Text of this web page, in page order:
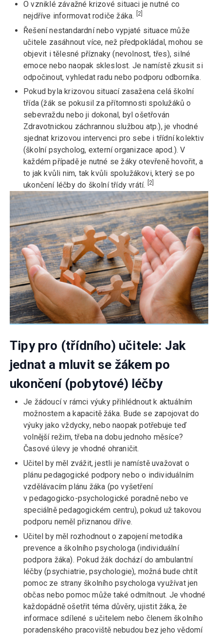
O vzniklé závažné krizové situaci je nutné co
nejdříve informovat rodiče žáka.
[2]
Řešení nestandardní nebo vypjaté situace může
učitele zasáhnout více, než předpokládal, mohou se
objevit i tělesné příznaky (nevolnost, třes), silné
emoce nebo naopak skleslost. Je namístě zkusit si
odpočinout, vyhledat radu nebo podporu odborníka.
Pokud byla krizovou situací zasažena celá školní
třída (žák se pokusil za přítomnosti spolužáků o
sebevraždu nebo ji dokonal, byl ošetřován
Zdravotnickou záchrannou službou atp.), je vhodné
sjednat krizovou intervenci pro sebe i třídní kolektiv
(školní psycholog, externí organizace apod.). V
každém případě je nutné se žáky otevřeně hovořit, a
to jak kvůli nim, tak kvůli spolužákovi, který se po
ukončení léčby do školní třídy vrátí.
[2]
Tipy pro (třídního) učitele: Jak
jednat a mluvit se žákem po
ukončení (pobytové) léčby
Je žádoucí v rámci výuky přihlédnout k aktuálním
možnostem a kapacitě žáka. Bude se zapojovat do
výuky jako vždycky, nebo naopak potřebuje teď
volnější režim, třeba na dobu jednoho měsíce?
Časové úlevy je vhodné ohraničit.
Učitel by měl zvážit, jestli je namístě uvažovat o
plánu pedagogické podpory nebo o individuálním
vzdělávacím plánu žáka (po vyšetření
v pedagogicko-psychologické poradně nebo ve
speciálně pedagogickém centru), pokud už takovou
podporu neměl přiznanou dříve.
Učitel by měl rozhodnout o zapojení metodika
prevence a školního psychologa (individuální
podpora žáka). Pokud žák dochází do ambulantní
léčby (psychiatrie, psychologie), možná bude chtít
pomoc ze strany školního psychologa využívat jen
občas nebo pomoc může také odmítnout. Je vhodné
každopádně ošetřit téma důvěry, ujistit žáka, že
informace sdílené s učitelem nebo členem školního
poradenského pracoviště nebudou bez jeho vědomí